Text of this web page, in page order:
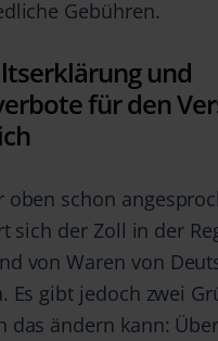
Gebühren.
und
für den
oben schon
sich der Zoll in der
von Waren von
Es gibt jedoch zwei
das ändern kann: